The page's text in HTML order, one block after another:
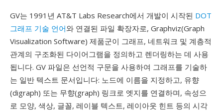
GV는 1991년 AT&T Labs Research에서 개발이 시작된 DOT
그래프 기술 언어와 연결된 파일 확장자로, Graphviz(Graph
Visualization Software) 제품군이 그래프, 네트워크 및 계층적
관계의 구조화된 다이어그램을 정의하고 렌더링하는 데 사용
됩니다. GV 파일은 선언적 구문을 사용하여 그래프를 기술하
는 일반 텍스트 문서입니다: 노드에 이름을 지정하고, 유향
(digraph) 또는 무향(graph) 링크로 엣지를 연결하며, 속성으
로 모양, 색상, 글꼴, 레이블 텍스트, 레이아웃 힌트 등의 시각